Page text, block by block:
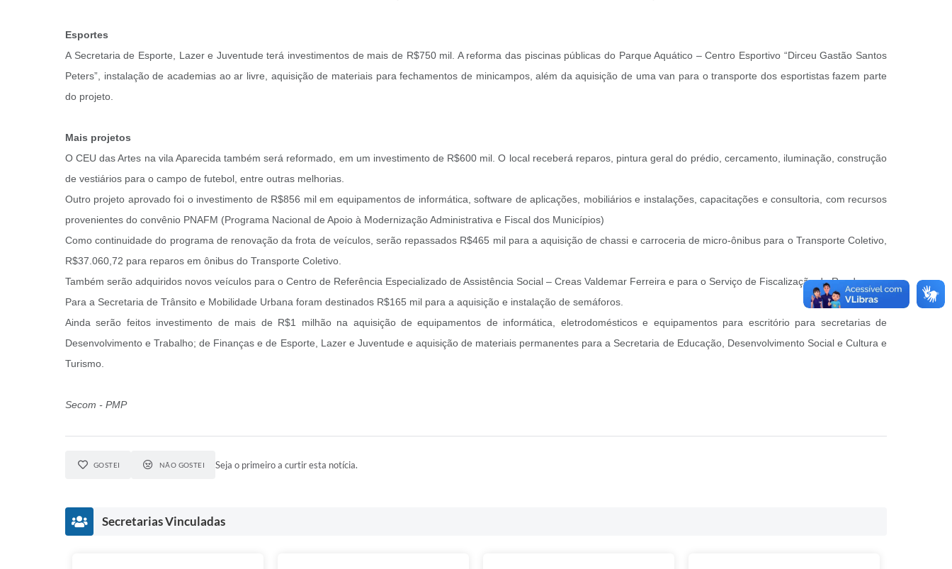
Esportes
A Secretaria de Esporte, Lazer e Juventude terá investimentos de mais de R$750 mil. A reforma das piscinas públicas do Parque Aquático – Centro Esportivo “Dirceu Gastão Santos
Peters”, instalação de academias ao ar livre, aquisição de materiais para fechamentos de minicampos, além da aquisição de uma van para o transporte dos esportistas fazem parte
do projeto.
Mais projetos
O CEU das Artes na vila Aparecida também será reformado, em um investimento de R$600 mil. O local receberá reparos, pintura geral do prédio, cercamento, iluminação, construção
de vestiários para o campo de futebol, entre outras melhorias.
Outro projeto aprovado foi o investimento de R$856 mil em equipamentos de informática, software de aplicações, mobiliários e instalações, capacitações e consultoria, com recursos
provenientes do convênio PNAFM (Programa Nacional de Apoio à Modernização Administrativa e Fiscal dos Municípios)
Como continuidade do programa de renovação da frota de veículos, serão repassados R$465 mil para a aquisição de chassi e carroceria de micro-ônibus para o Transporte Coletivo,
R$37.060,72 para reparos em ônibus do Transporte Coletivo.
Também serão adquiridos novos veículos para o Centro de Referência Especializado de Assistência Social – Creas Valdemar Ferreira e para o Serviço de Fiscalização de Rendas.
Para a Secretaria de Trânsito e Mobilidade Urbana foram destinados R$165 mil para a aquisição e instalação de semáforos.
Ainda serão feitos investimento de mais de R$1 milhão na aquisição de equipamentos de informática, eletrodomésticos e equipamentos para escritório para secretarias de
Desenvolvimento e Trabalho; de Finanças e de Esporte, Lazer e Juventude e aquisição de materiais permanentes para a Secretaria de Educação, Desenvolvimento Social e Cultura e
Turismo.
Secom - PMP
GOSTEI NÃO GOSTEI Seja o primeiro a curtir esta notícia.
Secretarias Vinculadas